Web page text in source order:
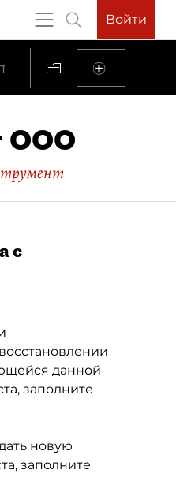
Войти
ООО
с
данной
заполните
новую
заполните